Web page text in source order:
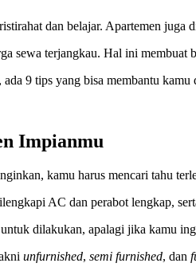
dan belajar. Apartemen juga
sewa terjangkau. Hal ini
9 tips yang bisa membantu
Impianmu
kamu harus mencari tahu
AC dan perabot lengkap,
dilakukan, apalagi jika kamu
unfurnished, semi furnished, dan